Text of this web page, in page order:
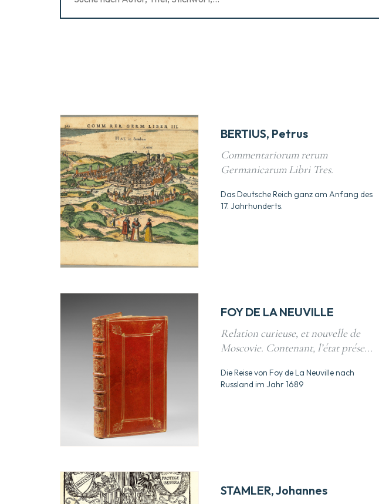
BERTIUS, Petrus
Commentariorum rerum
Germanicarum Libri Tres.
Das Deutsche Reich ganz am Anfang des
17. Jahrhunderts.
FOY DE LA NEUVILLE
Relation curieuse, et nouvelle de
Moscovie. Contenant, l’état prése...
Die Reise von Foy de La Neuville nach
Russland im Jahr 1689
STAMLER, Johannes